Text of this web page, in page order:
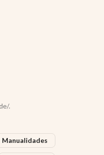
.
Manualidades